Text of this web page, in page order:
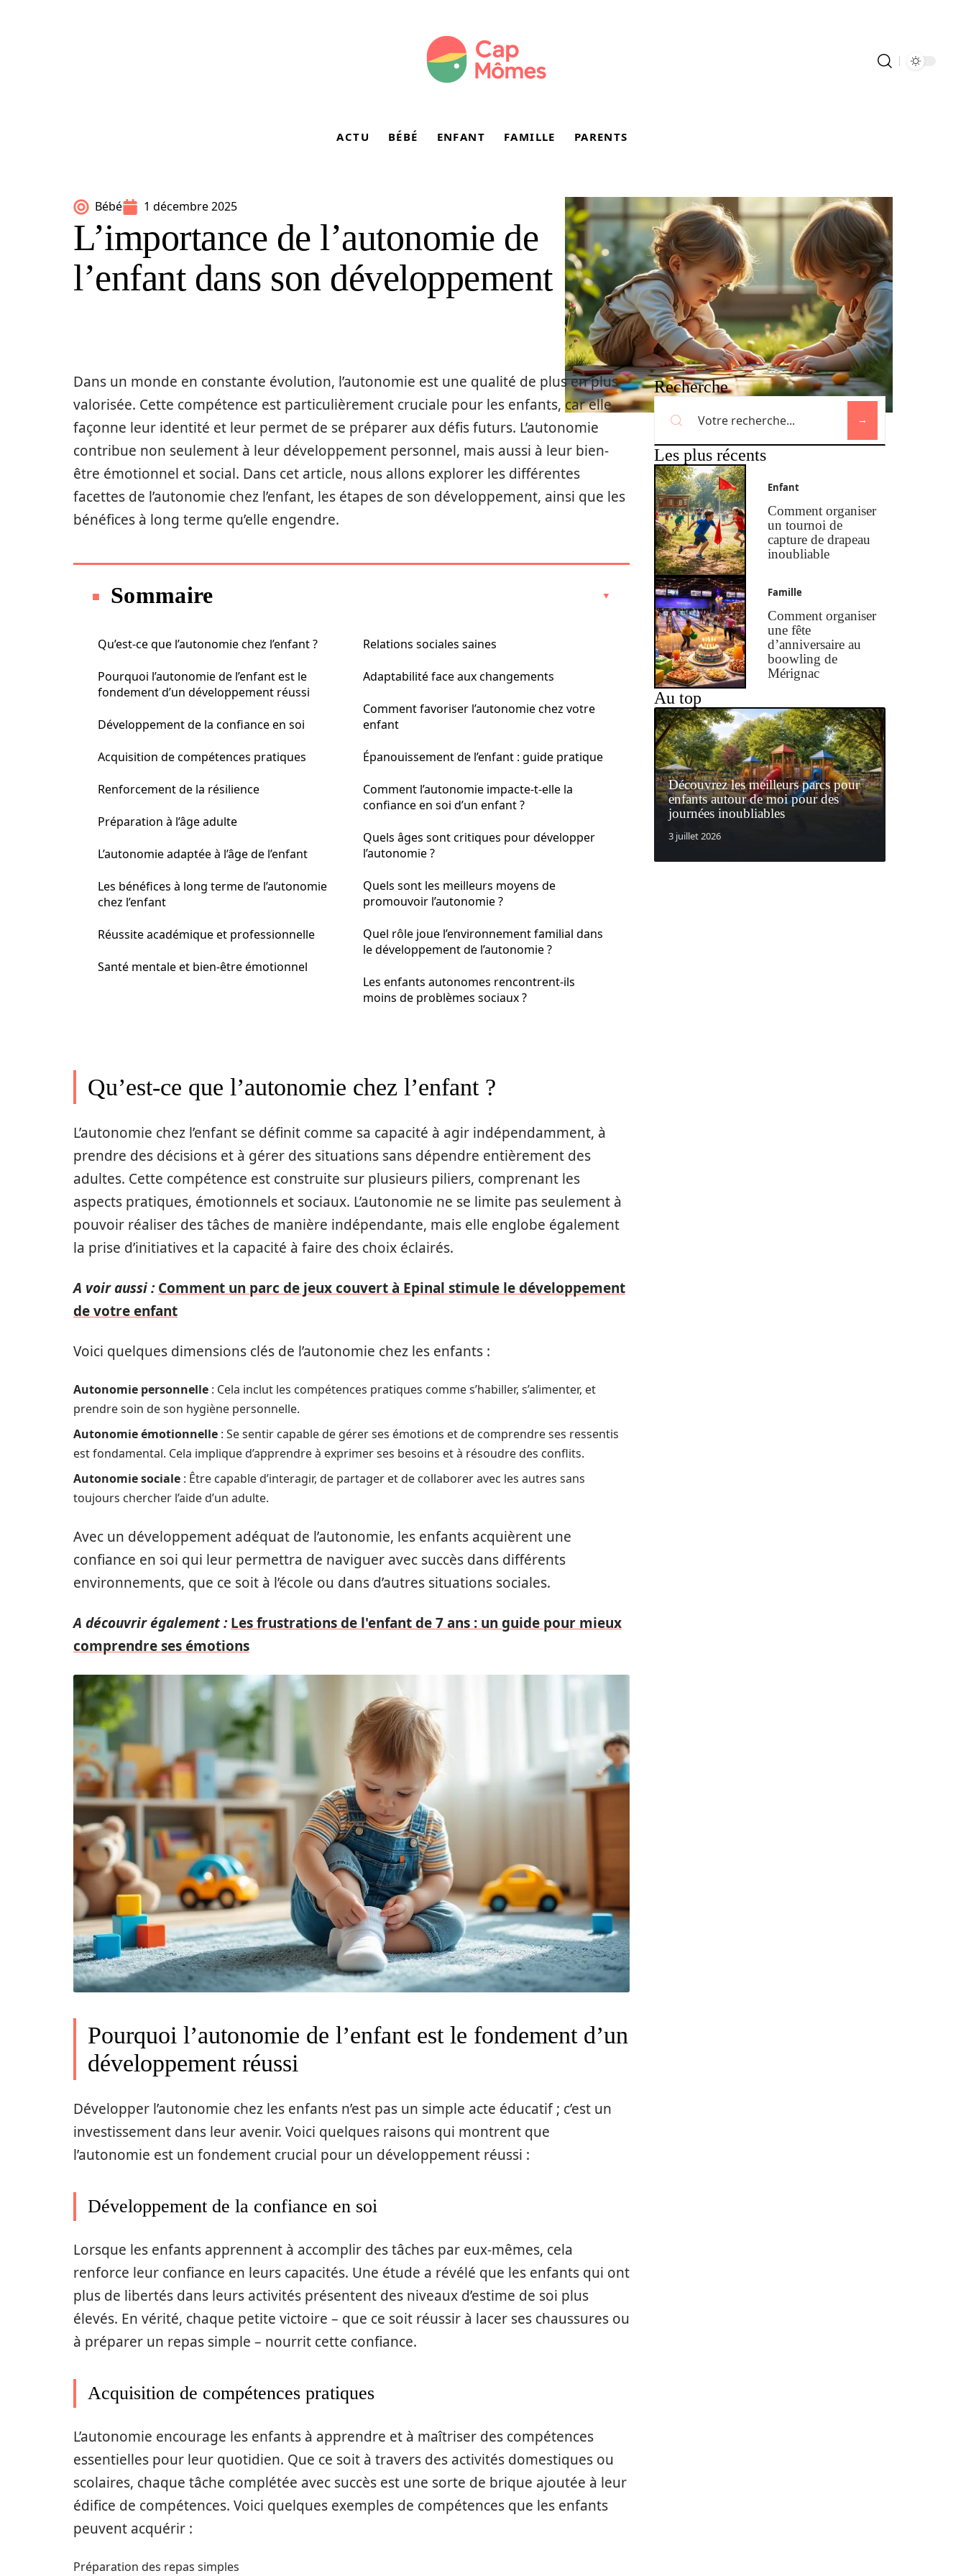
ACTU BÉBÉ ENFANT FAMILLE PARENTS
Bébé 1 décembre 2025
L’importance de l’autonomie de
l’enfant dans son développement
Dans un monde en constante évolution, l’autonomie est une qualité de plus en plus
valorisée. Cette compétence est particulièrement cruciale pour les enfants, car elle
façonne leur identité et leur permet de se préparer aux défis futurs. L’autonomie
contribue non seulement à leur développement personnel, mais aussi à leur bien-
être émotionnel et social. Dans cet article, nous allons explorer les différentes
facettes de l’autonomie chez l’enfant, les étapes de son développement, ainsi que les
bénéfices à long terme qu’elle engendre.
Sommaire
Qu’est-ce que l’autonomie chez l’enfant ?
Pourquoi l’autonomie de l’enfant est le
fondement d’un développement réussi
Développement de la confiance en soi
Acquisition de compétences pratiques
Renforcement de la résilience
Préparation à l’âge adulte
L’autonomie adaptée à l’âge de l’enfant
Les bénéfices à long terme de l’autonomie
chez l’enfant
Réussite académique et professionnelle
Santé mentale et bien-être émotionnel
Relations sociales saines
Adaptabilité face aux changements
Comment favoriser l’autonomie chez votre
enfant
Épanouissement de l’enfant : guide pratique
Comment l’autonomie impacte-t-elle la
confiance en soi d’un enfant ?
Quels âges sont critiques pour développer
l’autonomie ?
Quels sont les meilleurs moyens de
promouvoir l’autonomie ?
Quel rôle joue l’environnement familial dans
le développement de l’autonomie ?
Les enfants autonomes rencontrent-ils
moins de problèmes sociaux ?
Qu’est-ce que l’autonomie chez l’enfant ?
L’autonomie chez l’enfant se définit comme sa capacité à agir indépendamment, à
prendre des décisions et à gérer des situations sans dépendre entièrement des
adultes. Cette compétence est construite sur plusieurs piliers, comprenant les
aspects pratiques, émotionnels et sociaux. L’autonomie ne se limite pas seulement à
pouvoir réaliser des tâches de manière indépendante, mais elle englobe également
la prise d’initiatives et la capacité à faire des choix éclairés.
A voir aussi : Comment un parc de jeux couvert à Epinal stimule le développement
de votre enfant
Voici quelques dimensions clés de l’autonomie chez les enfants :
Autonomie personnelle : Cela inclut les compétences pratiques comme s’habiller, s’alimenter, et
prendre soin de son hygiène personnelle.
Autonomie émotionnelle : Se sentir capable de gérer ses émotions et de comprendre ses ressentis
est fondamental. Cela implique d’apprendre à exprimer ses besoins et à résoudre des conflits.
Autonomie sociale : Être capable d’interagir, de partager et de collaborer avec les autres sans
toujours chercher l’aide d’un adulte.
Avec un développement adéquat de l’autonomie, les enfants acquièrent une
confiance en soi qui leur permettra de naviguer avec succès dans différents
environnements, que ce soit à l’école ou dans d’autres situations sociales.
A découvrir également : Les frustrations de l'enfant de 7 ans : un guide pour mieux
comprendre ses émotions
Pourquoi l’autonomie de l’enfant est le fondement d’un
développement réussi
Développer l’autonomie chez les enfants n’est pas un simple acte éducatif ; c’est un
investissement dans leur avenir. Voici quelques raisons qui montrent que
l’autonomie est un fondement crucial pour un développement réussi :
Développement de la confiance en soi
Lorsque les enfants apprennent à accomplir des tâches par eux-mêmes, cela
renforce leur confiance en leurs capacités. Une étude a révélé que les enfants qui ont
plus de libertés dans leurs activités présentent des niveaux d’estime de soi plus
élevés. En vérité, chaque petite victoire – que ce soit réussir à lacer ses chaussures ou
à préparer un repas simple – nourrit cette confiance.
Acquisition de compétences pratiques
L’autonomie encourage les enfants à apprendre et à maîtriser des compétences
essentielles pour leur quotidien. Que ce soit à travers des activités domestiques ou
scolaires, chaque tâche complétée avec succès est une sorte de brique ajoutée à leur
édifice de compétences. Voici quelques exemples de compétences que les enfants
peuvent acquérir :
Préparation des repas simples
Recherche
Les plus récents
Enfant
Comment organiser
un tournoi de
capture de drapeau
inoubliable
Famille
Comment organiser
une fête
d’anniversaire au
boowling de
Mérignac
Au top
Découvrez les meilleurs parcs pour
enfants autour de moi pour des
journées inoubliables
3 juillet 2026